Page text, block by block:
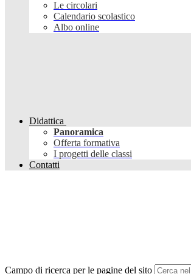
Le circolari
Calendario scolastico
Albo online
Didattica
Panoramica
Offerta formativa
I progetti delle classi
Contatti
Campo di ricerca per le pagine del sito